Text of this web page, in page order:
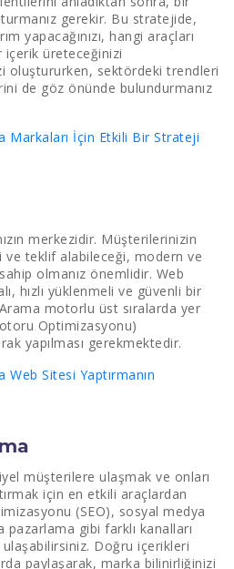
gerekir. Bu stratejide,
yapacağınızı, hangi araçları
içerik üreteceğinizi
oluştururken, sektördeki trendleri
de göz önünde bulundurmanız
Markaları İçin Etkili Bir Strateji
merkezidir. Müşterilerinizin
ve teklif alabileceği, modern ve
olmanız önemlidir. Web
hızlı yüklenmeli ve güvenli bir
motorlu üst sıralarda yer
Optimizasyonu)
yapılması gerekmektedir.
Web Sitesi Yaptırmanın
müşterilere ulaşmak ve onları
için en etkili araçlardan
(SEO), sosyal medya
pazarlama gibi farklı kanalları
Doğru içerikleri
paylaşarak, marka bilinirliğinizi